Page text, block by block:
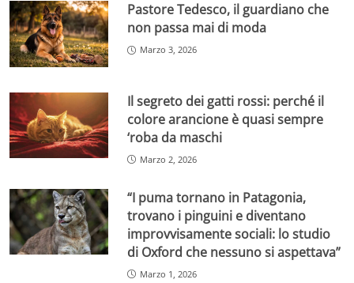
Pastore Tedesco, il guardiano che
non passa mai di moda
Marzo 3, 2026
Il segreto dei gatti rossi: perché il
colore arancione è quasi sempre
‘roba da maschi
Marzo 2, 2026
“I puma tornano in Patagonia,
trovano i pinguini e diventano
improvvisamente sociali: lo studio
di Oxford che nessuno si aspettava”
Marzo 1, 2026